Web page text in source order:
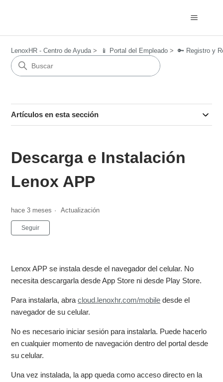
LenoxHR - Centro de Ayuda 📱 Portal del Empleado 🔑 Registro y
Artículos en esta sección
Descarga e Instalación
Lenox APP
hace 3 meses Actualización
Seguir
Lenox APP se instala desde el navegador del celular. No
necesita descargarla desde App Store ni desde Play Store.
Para instalarla, abracloud.lenoxhr.com/mobile desde el
navegador de su celular.
No es necesario iniciar sesión para instalarla. Puede hacerlo
en cualquier momento de navegación dentro del portal desde
su celular.
Una vez instalada, la app queda como acceso directo en la